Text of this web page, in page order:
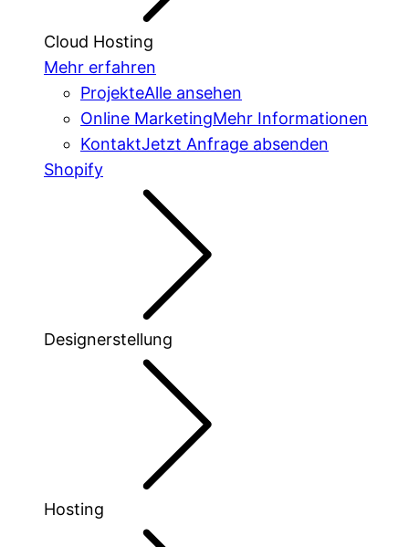
Cloud Hosting
Mehr erfahren
ProjekteAlle ansehen
Online MarketingMehr Informationen
KontaktJetzt Anfrage absenden
Shopify
Designerstellung
Hosting